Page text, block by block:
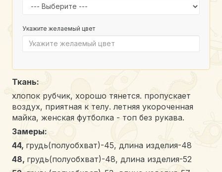
Укажите желаемый цвет
Ткань:
хлопок рубчик, хорошо тянется. пропускает
воздух, приятная к телу. летняя укороченная
майка, женская футболка - топ без рукава.
Замеры:
44, грудь(полуобхват)-45, длина изделия-48
48, грудь(полуобхват)-48, длина изделия-52